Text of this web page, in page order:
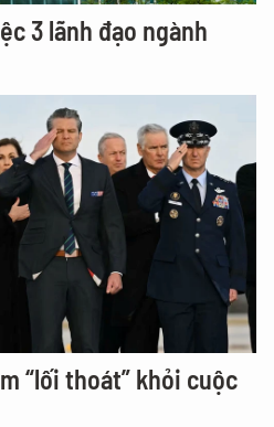
3 lãnh đạo ngành
“lối thoát” khỏi cuộc